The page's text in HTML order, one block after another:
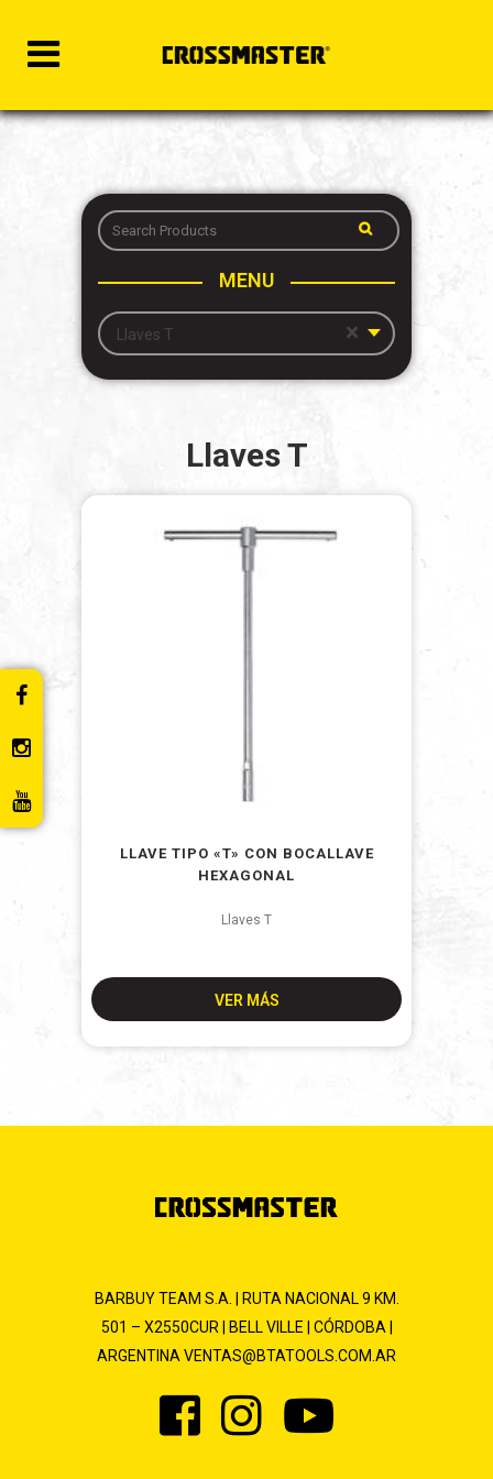
MENU
×
Llaves T
Llaves T
LLAVE TIPO «T» CON BOCALLAVE
HEXAGONAL
Llaves T
VER MÁS
BARBUY TEAM S.A. | RUTA NACIONAL 9 KM.
501 – X2550CUR | BELL VILLE | CÓRDOBA |
ARGENTINA VENTAS@BTATOOLS.COM.AR